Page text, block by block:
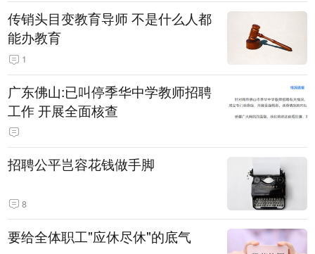
传销头目变教育导师 不是什么人都
能办教育
1
广东佛山:已叫停季华中学教师招聘
工作 开展全面核查
招聘公平岂容花钱做手脚
8
要给全体职工"应休尽休"的底气